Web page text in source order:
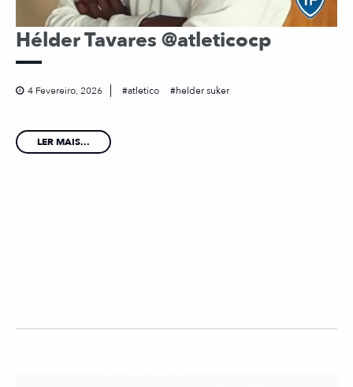
Hélder Tavares @atleticocp
4 Fevereiro, 2026 atletico helder suker
LER MAIS...